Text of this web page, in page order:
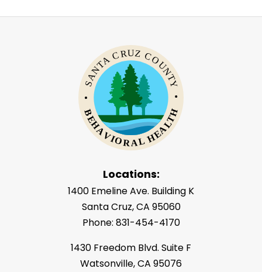
Locations:
1400 Emeline Ave. Building K
Santa Cruz, CA 95060
Phone: 831-454-4170
1430 Freedom Blvd. Suite F
Watsonville, CA 95076